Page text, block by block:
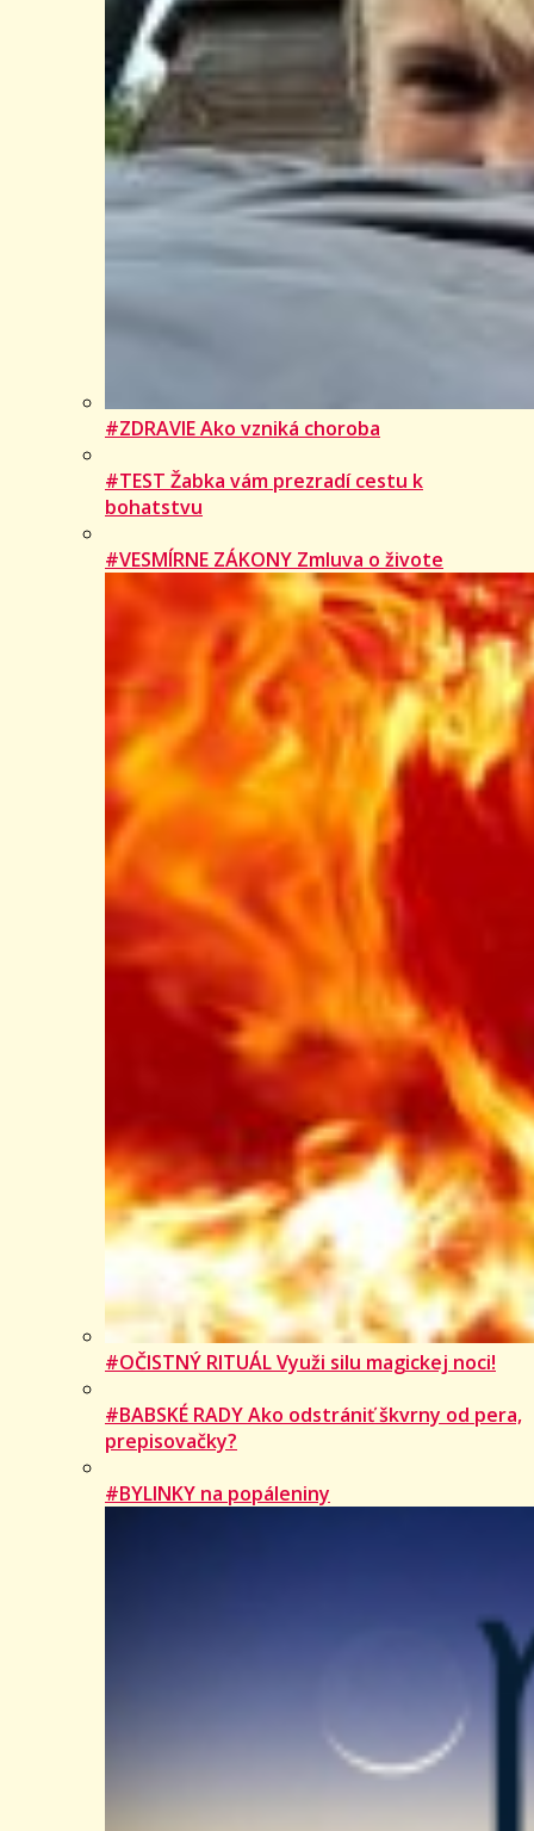
#ZDRAVIE Ako vzniká choroba
#TEST Žabka vám prezradí cestu k
bohatstvu
#VESMÍRNE ZÁKONY Zmluva o živote
#OČISTNÝ RITUÁL Využi silu magickej noci!
#BABSKÉ RADY Ako odstrániť škvrny od pera,
prepisovačky?
#BYLINKY na popáleniny